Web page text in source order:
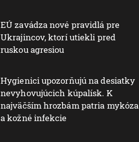
EÚ zavádza nové pravidlá pre
Ukrajincov, ktorí utiekli pred
ruskou agresiou
Hygienici upozorňujú na desiatky
nevyhovujúcich kúpalísk. K
najväčším hrozbám patria mykóza
a kožné infekcie